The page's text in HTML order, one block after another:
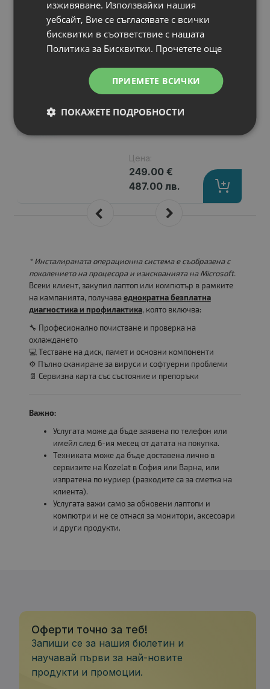
A-
Лаптоп Lenovo
ThinkPad T490
Процесор: Intel Core i5, 8265U
RAM памет: 8192MB DDR4
Хард диск: 256 GB M.2 NVMe SSD
Видео карта: Intel UHD Graphics
Гаранция: 12 месеца
Цена:
249.00 €
487.00 лв.
* Инсталираната операционна система е съобразена с
поколението на процесора и изискванията на Microsoft.
Всеки клиент, закупил лаптоп или компютър в рамките
на кампанията, получава еднократна безплатна
диагностика и профилактика, която включва:
🔧 Професионално почистване и проверка на
охлаждането
💻 Тестване на диск, памет и основни компоненти
⚙️ Пълно сканиране за вируси и софтуерни проблеми
📄 Сервизна карта със състояние и препоръки
Важно:
Услугата може да бъде заявена по телефон или
имейл след 6-ия месец от датата на покупка.
Техниката може да бъде доставена лично в
сервизите на Kozelat в София или Варна, или
изпратена по куриер (разходите са за сметка на
клиента).
Услугата важи само за обновени лаптопи и
компютри и не се отнася за монитори, аксесоари
и други продукти.
Оферти точно за теб!
Запиши се за нашия бюлетин и
научавай първи за най-новите
продукти и промоции.
изживяване. Използвайки нашия
уебсайт, Вие се съгласявате с всички
бисквитки в съответствие с нашата
Политика за Бисквитки. Прочетете още
ПРИЕМЕТЕ ВСИЧКИ
ПОКАЖЕТЕ ПОДРОБНОСТИ